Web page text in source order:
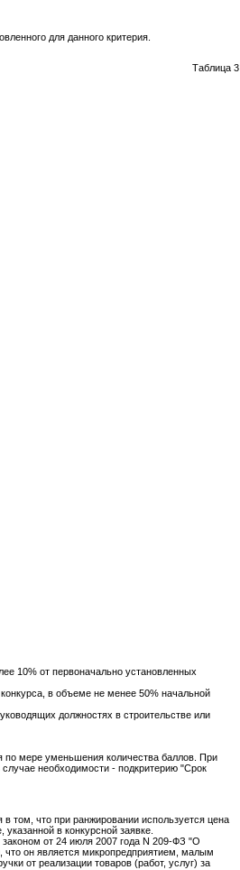
для данного критерия.
Таблица 3
10% от первоначально установленных
в объеме не менее 50% начальной
должностях в строительстве или
по мере уменьшения количества баллов. При
необходимости - подкритерию "Срок
том, что при ранжировании используется цена
в конкурсной заявке.
законом от 24 июля 2007 года N 209-ФЗ "О
что он является микропредприятием, малым
от реализации товаров (работ, услуг) за